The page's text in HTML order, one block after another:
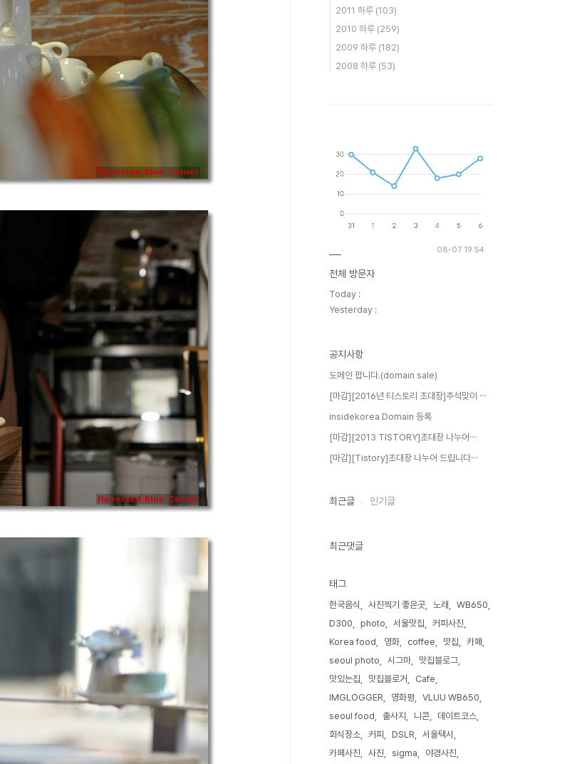
2011 하루 (103)
2010 하루 (259)
2009 하루 (182)
2008 하루 (53)
08-07 19:54
전체 방문자
Today :
Yesterday :
공지사항
도메인 팝니다.(domain sale)
[마감][2016년 티스토리 초대장]추석맞이 ⋯
insidekorea Domain 등록
[마감][2013 TISTORY]초대장 나누어⋯
[마감][Tistory]초대장 나누어 드립니다⋯
최근글 인기글
최근댓글
태그
한국음식 사진찍기 좋은곳 노래
WB650
D300
photo 서울맛집
커피사진
Korea food
영화 coffee 맛집
카페
seoul photo
시그마
맛집블로그
맛있는집
맛집블로거
Cafe
IMGLOGGER
영화평
VLUU WB650
seoul food
출사지 니콘
데이트코스
회식장소
커피 DSLR
서울택시
카페사진
사진 sigma
야경사진